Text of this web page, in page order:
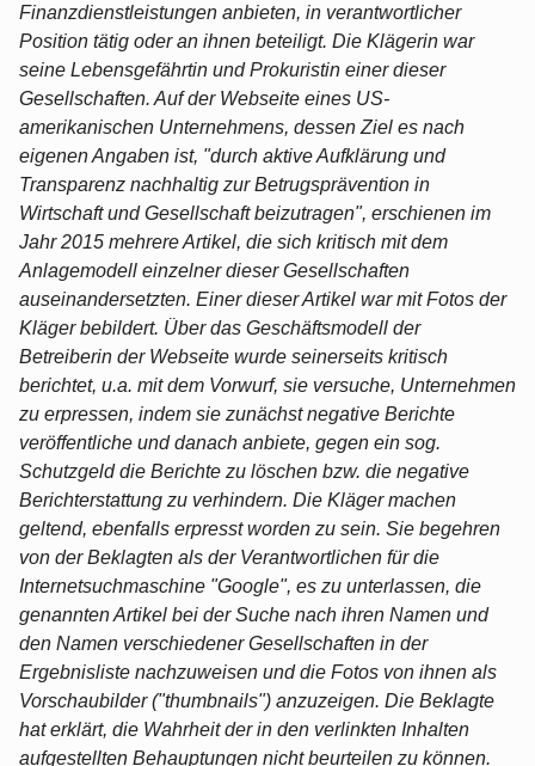
Finanzdienstleistungen anbieten, in verantwortlicher
Position tätig oder an ihnen beteiligt. Die Klägerin war
seine Lebensgefährtin und Prokuristin einer dieser
Gesellschaften. Auf der Webseite eines US-
amerikanischen Unternehmens, dessen Ziel es nach
eigenen Angaben ist, "durch aktive Aufklärung und
Transparenz nachhaltig zur Betrugsprävention in
Wirtschaft und Gesellschaft beizutragen", erschienen im
Jahr 2015 mehrere Artikel, die sich kritisch mit dem
Anlagemodell einzelner dieser Gesellschaften
auseinandersetzten. Einer dieser Artikel war mit Fotos der
Kläger bebildert. Über das Geschäftsmodell der
Betreiberin der Webseite wurde seinerseits kritisch
berichtet, u.a. mit dem Vorwurf, sie versuche, Unternehmen
zu erpressen, indem sie zunächst negative Berichte
veröffentliche und danach anbiete, gegen ein sog.
Schutzgeld die Berichte zu löschen bzw. die negative
Berichterstattung zu verhindern. Die Kläger machen
geltend, ebenfalls erpresst worden zu sein. Sie begehren
von der Beklagten als der Verantwortlichen für die
Internetsuchmaschine "Google", es zu unterlassen, die
genannten Artikel bei der Suche nach ihren Namen und
den Namen verschiedener Gesellschaften in der
Ergebnisliste nachzuweisen und die Fotos von ihnen als
Vorschaubilder ("thumbnails") anzuzeigen. Die Beklagte
hat erklärt, die Wahrheit der in den verlinkten Inhalten
aufgestellten Behauptungen nicht beurteilen zu können.